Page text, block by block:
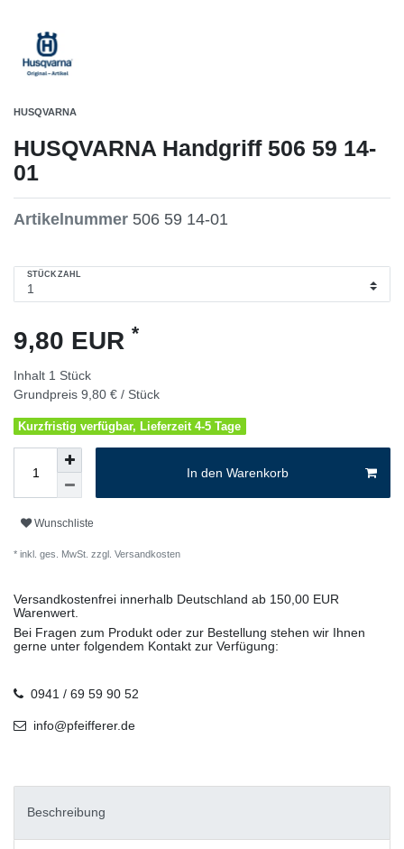
HUSQVARNA
HUSQVARNA Handgriff 506 59 14-
01
Artikelnummer 506 59 14-01
STÜCKZAHL
9,80 EUR *
Inhalt 1 Stück
Grundpreis 9,80 € / Stück
Kurzfristig verfügbar, Lieferzeit 4-5 Tage
In den Warenkorb
Wunschliste
* inkl. ges. MwSt. zzgl. Versandkosten
Versandkostenfrei innerhalb Deutschland ab 150,00 EUR
Warenwert.
Bei Fragen zum Produkt oder zur Bestellung stehen wir Ihnen
gerne unter folgendem Kontakt zur Verfügung:
0941 / 69 59 90 52
info@pfeifferer.de
Beschreibung